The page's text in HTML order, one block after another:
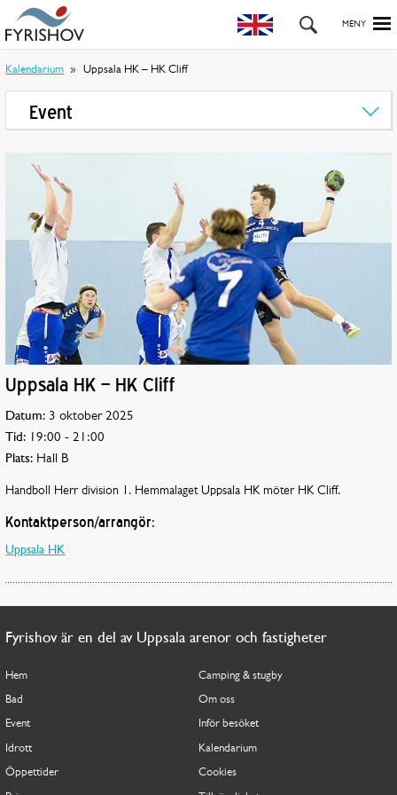
Kalendarium Uppsala HK – HK Cliff
Event
Uppsala HK – HK Cliff
Datum: 3 oktober 2025
Tid: 19:00 - 21:00
Plats: Hall B
Handboll Herr division 1. Hemmalaget Uppsala HK möter HK Cliff.
Kontaktperson/arrangör:
Uppsala HK
Fyrishov är en del av Uppsala arenor och fastigheter
Hem
Bad
Event
Idrott
Öppettider
Camping & stugby
Om oss
Inför besöket
Kalendarium
Cookies